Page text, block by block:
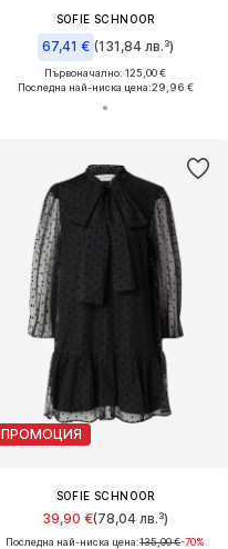
SOFIE SCHNOOR
67,41 € (131,84 лв.³)
Първоначално: 125,00 €
Последна най-ниска цена:29,96 €
ПРОМОЦИЯ
SOFIE SCHNOOR
39,90 €(78,04 лв.³)
Последна най-ниска цена:135,00 €-70%